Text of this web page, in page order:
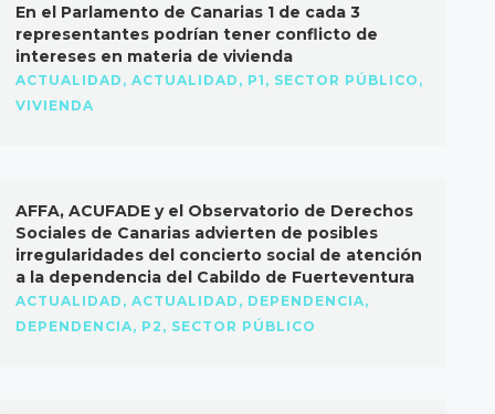
En el Parlamento de Canarias 1 de cada 3
representantes podrían tener conflicto de
intereses en materia de vivienda
ACTUALIDAD , ACTUALIDAD , P1 , SECTOR PÚBLICO ,
VIVIENDA
AFFA, ACUFADE y el Observatorio de Derechos
Sociales de Canarias advierten de posibles
irregularidades del concierto social de atención
a la dependencia del Cabildo de Fuerteventura
ACTUALIDAD , ACTUALIDAD , DEPENDENCIA,
DEPENDENCIA, P2 , SECTOR PÚBLICO